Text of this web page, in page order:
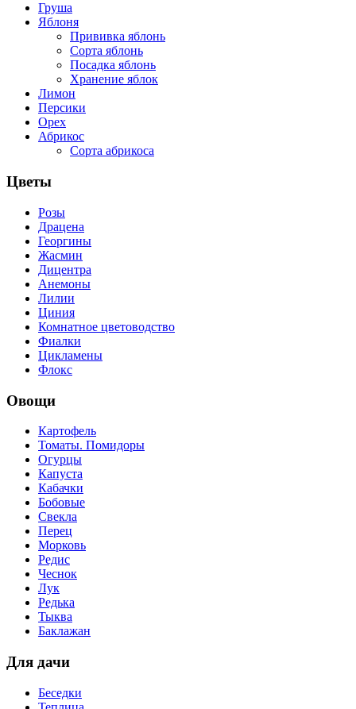
Груша
Яблоня
Прививка яблонь
Сорта яблонь
Посадка яблонь
Хранение яблок
Лимон
Персики
Орех
Абрикос
Сорта абрикоса
Цветы
Розы
Драцена
Георгины
Жасмин
Дицентра
Анемоны
Лилии
Циния
Комнатное цветоводство
Фиалки
Цикламены
Флокс
Овощи
Картофель
Томаты. Помидоры
Огурцы
Капуста
Кабачки
Бобовые
Свекла
Перец
Морковь
Редис
Чеснок
Лук
Редька
Тыква
Баклажан
Для дачи
Беседки